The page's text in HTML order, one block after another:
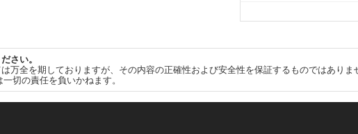
さい。
万全を期しておりますが、その内容の正確性および安全性を保証するものではありま
切の責任を負いかねます。